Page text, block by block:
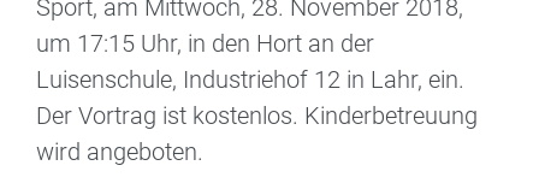
Sport, am Mittwoch, 28. November 2018,
um 17:15 Uhr, in den Hort an der
Luisenschule, Industriehof 12 in Lahr, ein.
Der Vortrag ist kostenlos. Kinderbetreuung
wird angeboten.